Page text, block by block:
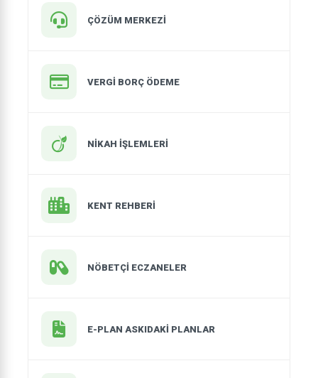
ÇÖZÜM MERKEZİ
VERGİ BORÇ ÖDEME
NIKAH İŞLEMLERI
KENT REHBERİ
NÖBETÇİ ECZANELER
E-PLAN ASKIDAKİ PLANLAR